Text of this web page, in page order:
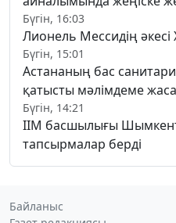
Бүгін, 16:03
Лионель Мессидің
Бүгін, 15:01
Астананың бас
қатысты мәлімдеме
Бүгін, 14:21
ІІМ басшылығы
тапсырмалар берді
Байланыс